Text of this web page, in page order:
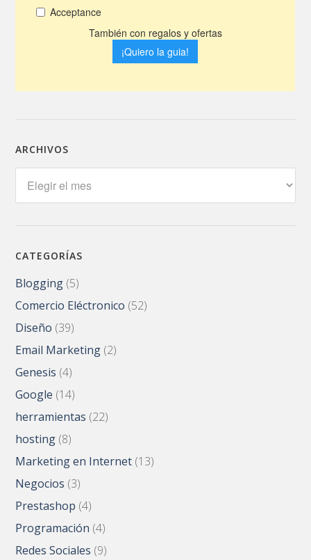
ARCHIVOS
CATEGORÍAS
Blogging (5)
Comercio Eléctronico (52)
Diseño (39)
Email Marketing (2)
Genesis (4)
Google (14)
herramientas (22)
hosting (8)
Marketing en Internet (13)
Negocios (3)
Prestashop (4)
Programación (4)
Redes Sociales (9)